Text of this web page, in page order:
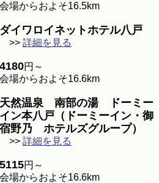
会場からおよそ16.5km
ダイワロイネットホテル八戸
>> 詳細を見る
4180円～
会場からおよそ16.6km
天然温泉 南部の湯 ドーミー
イン本八戸（ドーミーイン・御
宿野乃 ホテルズグループ）
>> 詳細を見る
5115円～
会場からおよそ16.6km